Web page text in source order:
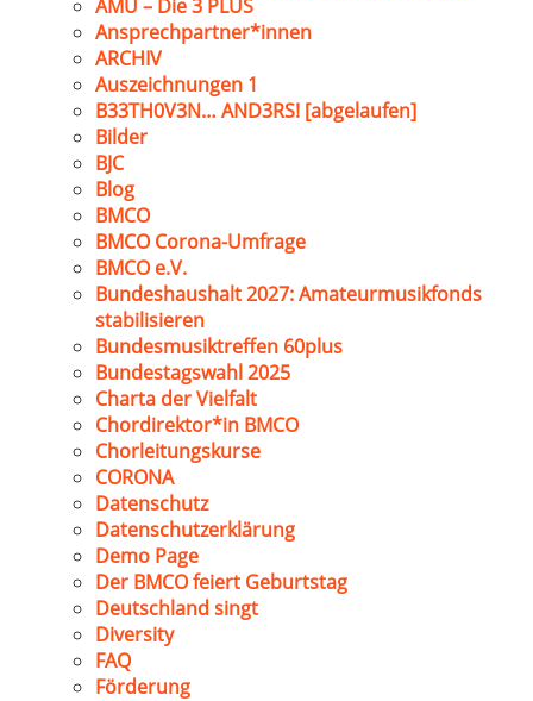
AMU – Die 3 PLUS
Ansprechpartner*innen
ARCHIV
Auszeichnungen 1
B33TH0V3N… AND3RS! [abgelaufen]
Bilder
BJC
Blog
BMCO
BMCO Corona-Umfrage
BMCO e.V.
Bundeshaushalt 2027: Amateurmusikfonds
stabilisieren
Bundesmusiktreffen 60plus
Bundestagswahl 2025
Charta der Vielfalt
Chordirektor*in BMCO
Chorleitungskurse
CORONA
Datenschutz
Datenschutzerklärung
Demo Page
Der BMCO feiert Geburtstag
Deutschland singt
Diversity
FAQ
Förderung